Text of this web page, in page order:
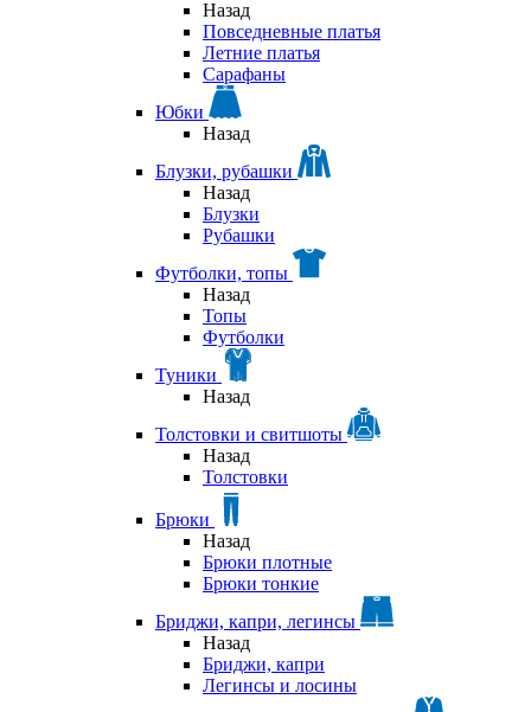
Назад
Повседневные платья
Летние платья
Сарафаны
Юбки
Назад
Блузки, рубашки
Назад
Блузки
Рубашки
Футболки, топы
Назад
Топы
Футболки
Туники
Назад
Толстовки и свитшоты
Назад
Толстовки
Брюки
Назад
Брюки плотные
Брюки тонкие
Бриджи, капри, легинсы
Назад
Бриджи, капри
Легинсы и лосины